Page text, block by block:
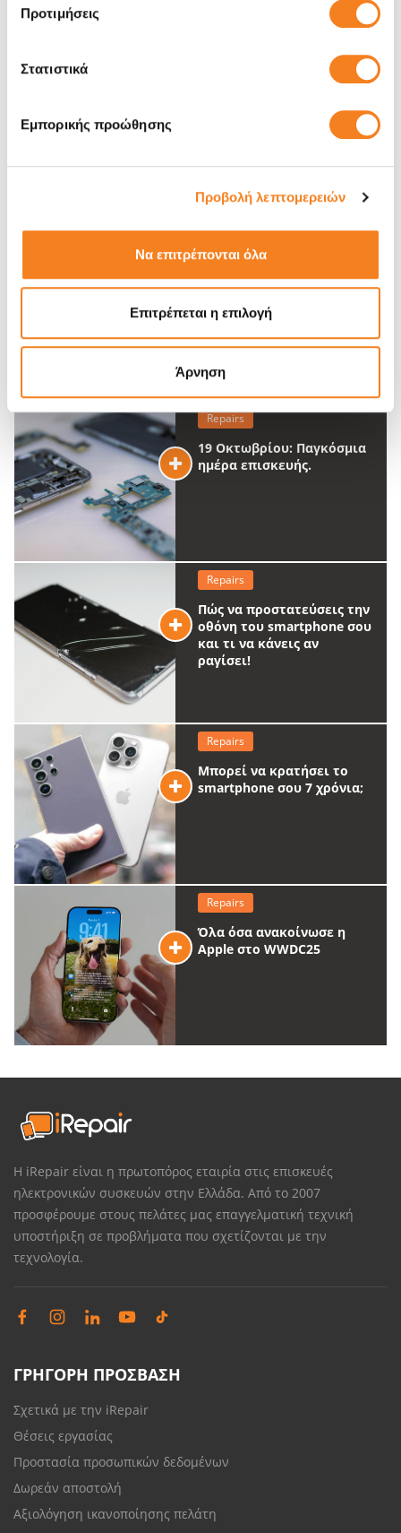
Προτιμήσεις
Στατιστικά
Εμπορικής προώθησης
Προβολή λεπτομερειών
Να επιτρέπονται όλα
Επιτρέπεται η επιλογή
Άρνηση
Repairs
Έπεσε νερό στη συσκευή;
Τι πρέπει να κάνεις άμεσα
Repairs
19 Οκτωβρίου: Παγκόσμια
ημέρα επισκευής.
Repairs
Πώς να προστατεύσεις την
οθόνη του smartphone σου
και τι να κάνεις αν
ραγίσει!
Repairs
Μπορεί να κρατήσει το
smartphone σου 7 χρόνια;
Repairs
Όλα όσα ανακοίνωσε η
Apple στο WWDC25
Η iRepair είναι η πρωτοπόρος εταιρία στις επισκευές
ηλεκτρονικών συσκευών στην Ελλάδα. Από το 2007
προσφέρουμε στους πελάτες μας επαγγελματική τεχνική
υποστήριξη σε προβλήματα που σχετίζονται με την
τεχνολογία.
ΓΡΗΓΟΡΗ ΠΡΟΣΒΑΣΗ
Σχετικά με την iRepair
Θέσεις εργασίας
Προστασία προσωπικών δεδομένων
Δωρεάν αποστολή
Αξιολόγηση ικανοποίησης πελάτη